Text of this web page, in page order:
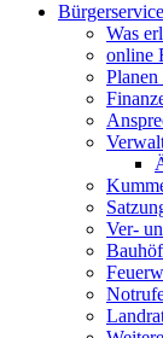
Bürgerservice
Was
online
Planen
Ver-